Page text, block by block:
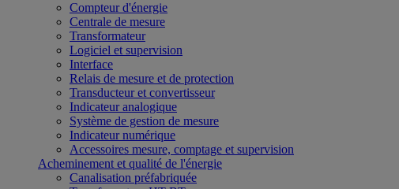
Compteur d'énergie
Centrale de mesure
Transformateur
Logiciel et supervision
Interface
Relais de mesure et de protection
Transducteur et convertisseur
Indicateur analogique
Système de gestion de mesure
Indicateur numérique
Accessoires mesure, comptage et supervision
Acheminement et qualité de l'énergie
Canalisation préfabriquée